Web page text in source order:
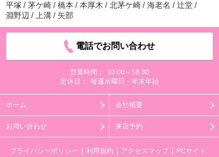
平塚 / 茅ケ崎 / 橋本 / 本厚木 / 北茅ケ崎 / 海老名 / 辻堂 /
淵野辺 / 上溝 / 矢部
電話でお問い合わせ
営業時間：
10:00～18:30
定休日：
毎週水曜日・年末年始
ホーム 会社概要
お問い合わせ 来店予約
プライバシーポリシー 利用規約 アクセスマップ
PCサイト